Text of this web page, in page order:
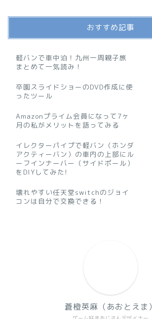
おすすめ記事
軽バンで車中泊！九州一周親子旅
まとめて一気読み！
卒園スライドショーのDVD作成に使
ったツール
Amazonプライム会員になって7ヶ
月の私がメリットを語ってみる
イレクターパイプで軽バン（ホンダ
アクティーバン）の車内の上部にル
ーフインナーバー（サイドポール）
をDIYしてみた!
壊れやすい任天堂switchのジョイ
コンは自分で交換できる！
蒼橙英麻（あおとえま）